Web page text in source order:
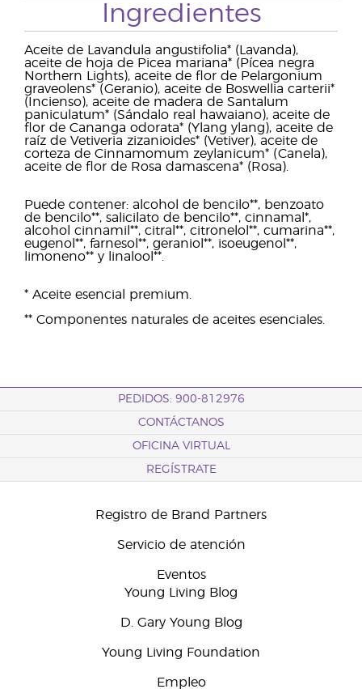
Ingredientes
Aceite de Lavandula angustifolia* (Lavanda),
aceite de hoja de Picea mariana* (Pícea negra
Northern Lights), aceite de flor de Pelargonium
graveolens* (Geranio), aceite de Boswellia carterii*
(Incienso), aceite de madera de Santalum
paniculatum* (Sándalo real hawaiano), aceite de
flor de Cananga odorata* (Ylang ylang), aceite de
raíz de Vetiveria zizanioides* (Vetiver), aceite de
corteza de Cinnamomum zeylanicum* (Canela),
aceite de flor de Rosa damascena* (Rosa).
Puede contener: alcohol de bencilo**, benzoato
de bencilo**, salicilato de bencilo**, cinnamal*,
alcohol cinnamil**, citral**, citronelol**, cumarina**,
eugenol**, farnesol**, geraniol**, isoeugenol**,
limoneno** y linalool**.
* Aceite esencial premium.
** Componentes naturales de aceites esenciales.
PEDIDOS: 900-812976
CONTÁCTANOS
OFICINA VIRTUAL
REGÍSTRATE
Registro de Brand Partners
Servicio de atención
Eventos
Young Living Blog
D. Gary Young Blog
Young Living Foundation
Empleo